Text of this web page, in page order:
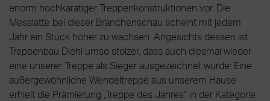
enorm hochkarätiger Treppenkonstruktionen vor. Die
Messlatte bei dieser Branchenschau scheint mit jedem
Jahr ein Stück höher zu wachsen. Angesichts dessen ist
Treppenbau Diehl umso stolzer, dass auch diesmal wieder
eine unserer Treppe als Sieger ausgezeichnet wurde: Eine
außergewöhnliche Wendeltreppe aus unserem Hause
erhielt die Prämierung „Treppe des Jahres“ in der Kategorie